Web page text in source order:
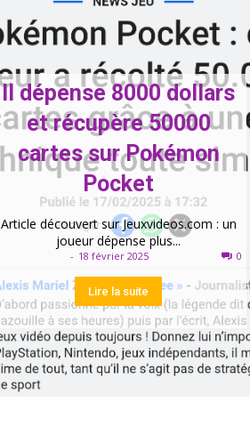
Il dépense 8000 dollars
et récupère 50000
cartes sur Pokémon
Pocket
Article découvert sur Jeuxvideos.com : un
joueur dépense plus...
- 18 février 2025 0
Lire la suite